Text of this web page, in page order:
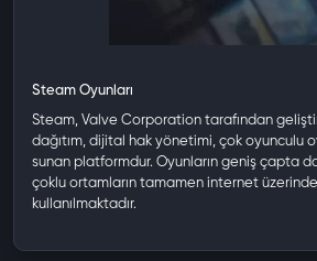
Steam Oyunları
Steam, Valve Corporation tarafından
dağıtım, dijital hak yönetimi, çok oyunculu
sunan platformdur. Oyunların geniş çapta
çoklu ortamların tamamen internet
kullanılmaktadır.